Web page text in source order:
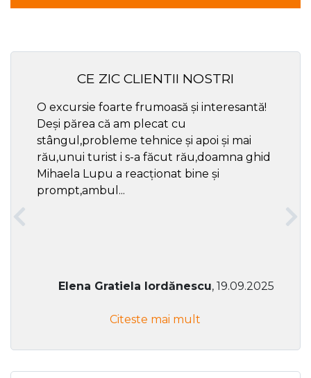
CE ZIC CLIENTII NOSTRI
O excursie foarte frumoasă și interesantă!
Deși părea că am plecat cu
stângul,probleme tehnice și apoi și mai
rău,unui turist i s-a făcut rău,doamna ghid
Mihaela Lupu a reacționat bine și
prompt,ambul...
Elena Gratiela Iordănescu, 19.09.2025
Citeste mai mult